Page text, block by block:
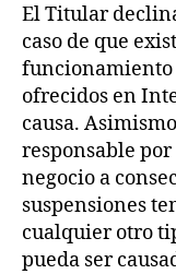
El Titular
caso de que
funcionamiento
ofrecidos en
causa.
responsable
negocio a
suspensiones
cualquier otro
pueda ser